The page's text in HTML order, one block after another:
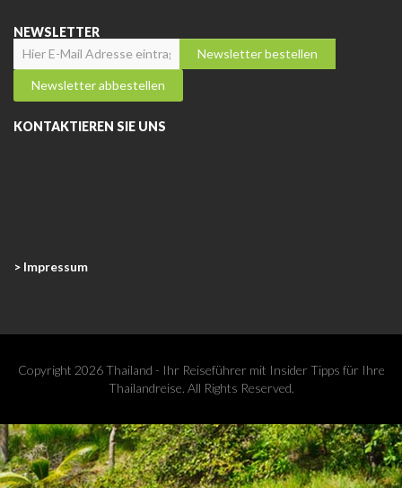
NEWSLETTER
KONTAKTIEREN SIE UNS
> Impressum
Copyright 2026 Thailand - Ihr Reiseführer mit Insider Tipps für Ihre
Thailandreise. All Rights Reserved.